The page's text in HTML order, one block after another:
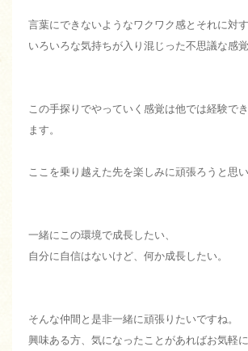
言葉にできないようなワクワク感とそれに対
いろいろな気持ちが入り混じった不思議な感
この手探りでやっていく感覚は他では経験で
ます。
ここを乗り越えた先を楽しみに頑張ろうと思い
一緒にこの環境で成長したい、
自分に自信はないけど、何か成長したい。
そんな仲間と是非一緒に頑張りたいですね。
興味ある方、気になったことがあればお気軽